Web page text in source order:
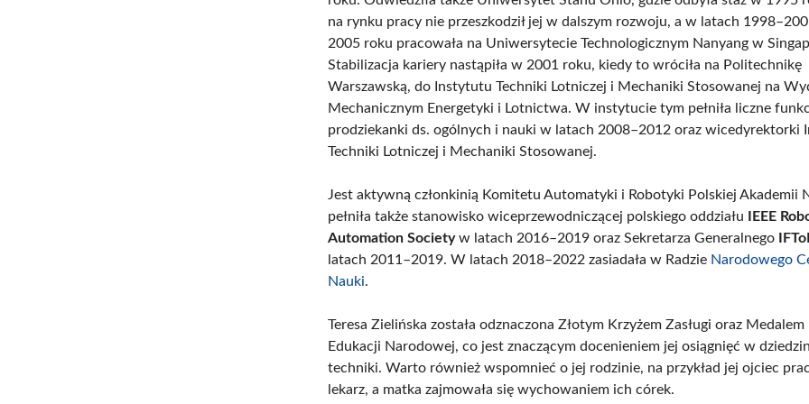
na rynku pracy nie przeszkodził jej w dalszym rozwoju, a w latach
2005 roku pracowała na Uniwersytecie Technologicznym Nanyang w
Stabilizacja kariery nastąpiła w 2001 roku, kiedy to wróciła na Politechnikę
Warszawską, do Instytutu Techniki Lotniczej i Mechaniki Stosowanej na
Mechanicznym Energetyki i Lotnictwa. W instytucie tym pełniła liczne
prodziekanki ds. ogólnych i nauki w latach 2008–2012 oraz wicedyrektorki
Techniki Lotniczej i Mechaniki Stosowanej.
Jest aktywną członkinią Komitetu Automatyki i Robotyki Polskiej Akademii
pełniła także stanowisko wiceprzewodniczącej polskiego oddziału
IEEE
Automation Societyw latach 2016–2019 oraz Sekretarza Generalnego
latach 2011–2019. W latach 2018–2022 zasiadała w Radzie Narodowego
Nauki.
Teresa Zielińska została odznaczona Złotym Krzyżem Zasługi oraz
Edukacji Narodowej, co jest znaczącym docenieniem jej osiągnięć w
techniki. Warto również wspomnieć o jej rodzinie, na przykład jej ojciec
lekarz, a matka zajmowała się wychowaniem ich córek.